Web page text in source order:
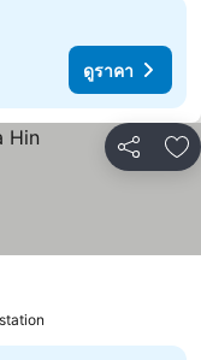
ดูราคา
แชร์ เ